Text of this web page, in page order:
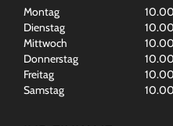
Montag
Dienstag
Mittwoch
Donnerstag
Freitag
Samstag